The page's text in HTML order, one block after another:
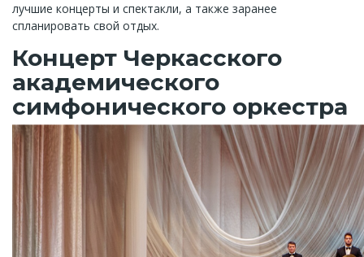
лучшие концерты и спектакли, а также заранее
спланировать свой отдых.
Концерт Черкасского
академического
симфонического оркестра